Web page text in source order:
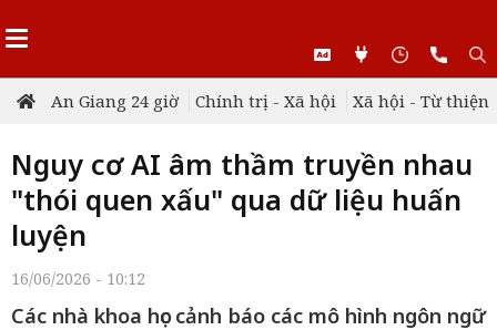
An Giang 24 giờ Chính trị - Xã hội Xã hội - Từ thiện
Nguy cơ AI âm thầm truyền nhau
"thói quen xấu" qua dữ liệu huấn
luyện
16/06/2026 - 10:12
Các nhà khoa học cảnh báo các mô hình ngôn ngữ